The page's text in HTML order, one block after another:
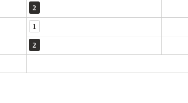
2
1
2